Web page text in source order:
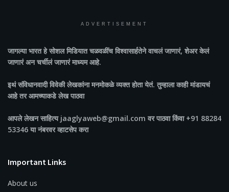
ADVERTISEMENT
जागल्या भारतहे सोशल मिडियात चळवळींच विश्वासार्हतेने वाचलं जाणारं, शेअर केलं
जाणारं अन चर्चीलं जाणारं माध्यम आहे.
इथं संविधानवादी विवेकी लेखकांना मनमोकळे व्यक्त होता येतं. तुम्हाला काही मांडायचं
आहे तर आमच्याकडे लेख पाठवा
आपले लेखन साहित्य jaaglyaweb@gmail.com वर पाठवा किंवा +91 88284
53346 या नंबरवर व्हाटसेप करा
Important Links
About us